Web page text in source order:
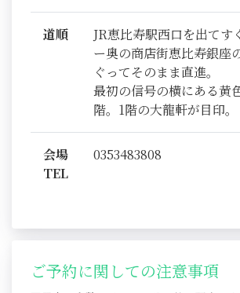
道順
JR恵比寿駅西口を出てす
ー奥の商店街恵比寿銀座
ぐってそのまま直進。
最初の信号の横にある黄
階。1階の大龍軒が目印。
会場
TEL
0353483808
ご予約に関しての注意事項